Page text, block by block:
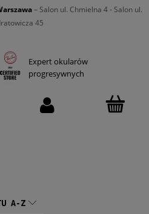
– Salon ul. Chmielna 4 - Salon ul.
45
Expert okularów
progresywnych
A-Z